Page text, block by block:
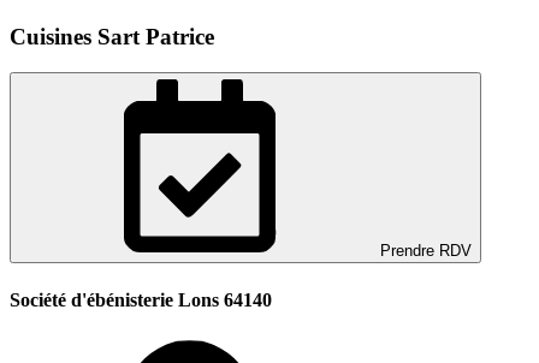
Cuisines Sart Patrice
Prendre RDV
Société d'ébénisterie Lons 64140